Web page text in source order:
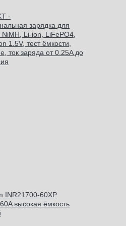
-
зарядка для
NiMH, Li-ion, LiFePO4,
1.5V, тест ёмкости,
ток заряда от 0.25A до
INR21700-60XP
высокая ёмкость